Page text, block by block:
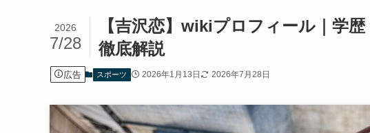
【吉沢恋】wikiプロフィール｜学
徹底解説
2026
7/28
広告 スポーツ 2026年1月13日 2026年7月28日